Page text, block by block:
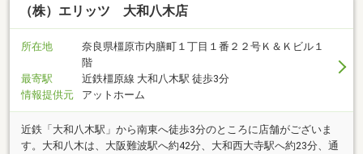
です。
（株）エリッツ 大和八木店
所在地
奈良県橿原市内膳町１丁目１番２２号Ｋ＆Ｋビル１
階
最寄駅
近鉄橿原線 大和八木駅 徒歩3分
情報提供元
アットホーム
近鉄「大和八木駅」から南東へ徒歩3分のところに店舗がございま
す。大和八木は、大阪難波駅へ約42分、大和西大寺駅へ約23分、通